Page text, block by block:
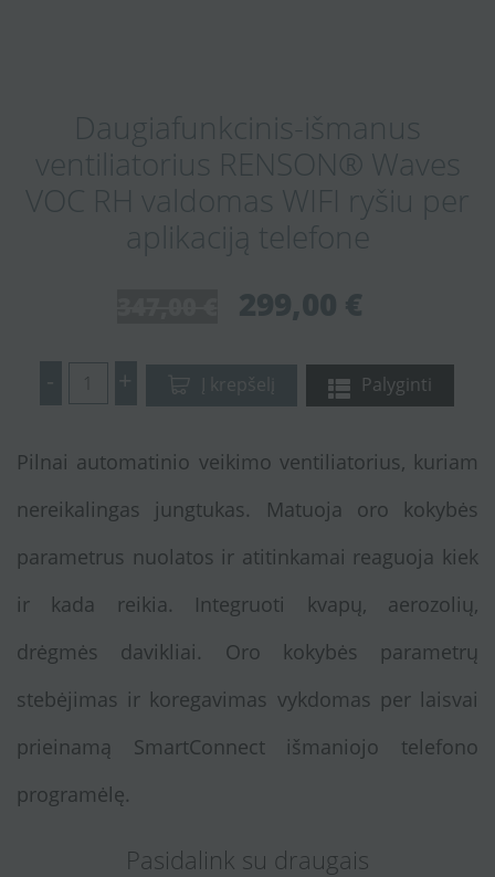
Daugiafunkcinis-išmanus
ventiliatorius RENSON® Waves
VOC RH valdomas WIFI ryšiu per
aplikaciją telefone
299,00 €
- + Į krepšelį Palyginti
Pilnai automatinio veikimo ventiliatorius, kuriam
nereikalingas jungtukas. Matuoja oro kokybės
parametrus nuolatos ir atitinkamai reaguoja kiek
ir kada reikia. Integruoti kvapų, aerozolių,
drėgmės davikliai. Oro kokybės parametrų
stebėjimas ir koregavimas vykdomas per laisvai
prieinamą SmartConnect išmaniojo telefono
programėlę.
Pasidalink su draugais